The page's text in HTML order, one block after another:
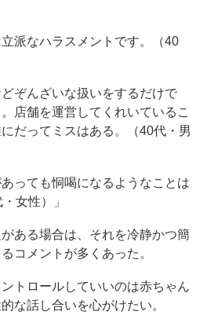
立派なハラスメントです。（40
どぞんざいな扱いをするだけで
店舗を運営してくれいているこ
だってミスはある。（40代・男
っても恫喝になるようなことは
女性）」
ある場合は、それを冷静かつ簡
コメントが多くあった。
トロールしていいのは赤ちゃん
な話し合いを心がけたい。